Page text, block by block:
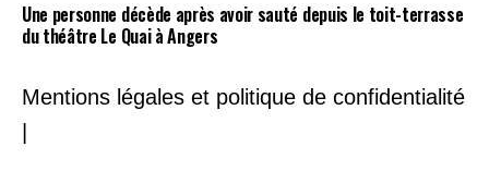
Une personne décède après avoir sauté depuis le toit-terrasse
du théâtre Le Quai à Angers
Mentions légales et politique de confidentialité